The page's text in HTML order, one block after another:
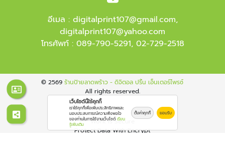
อีเมล : digitalprint107@gmail.com,
digitalprint107@yahoo.com
โทรศัพท์ : 089-790-5291, 02-729-2518
© 2569ร้านป้ายลาดพร้าว - ดิจิตอล ปริ้น เอ็นเตอร์ไพรซ์
All rights reserved.
Work is Secure
Protect Data With Encrypt
เว็บไซต์นี้ใช้คุกกี้
เราใช้คุกกี้เพื่อเพิ่มประสิทธิภาพและ
มอบประสบการณ์ความพึงพอใจ
ของท่านในการใช้งานเว็บไซต์ เรียน
รู้เพิ่มเติม
ตั้งค่าคุกกี้ ยอมรับ